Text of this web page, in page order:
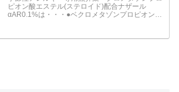
ピオン酸エステル(ステロイド)配合ナザール
αAR0.1%は・・・●ベクロメタゾンプロピオン酸
霧できるスプレ…